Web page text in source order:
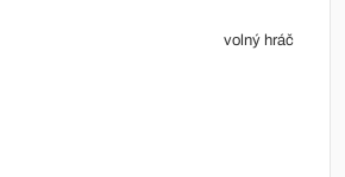
volný hráč